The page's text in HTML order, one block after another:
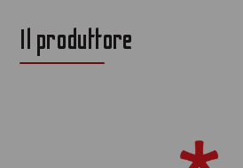
Il produttore